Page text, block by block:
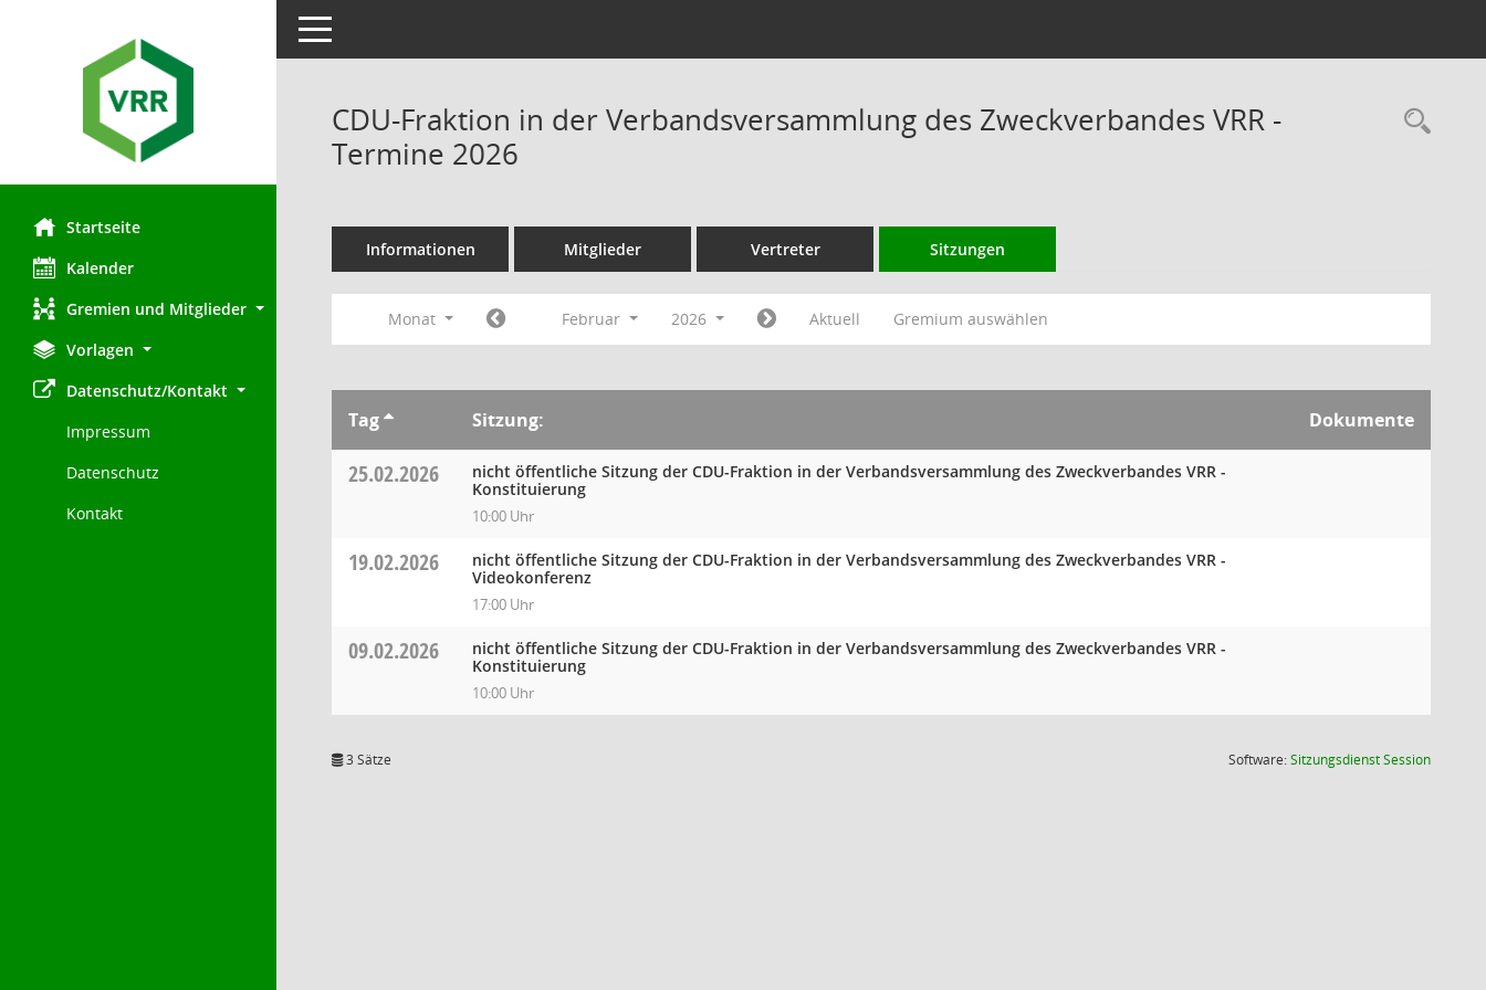
Startseite
Kalender
Gremien und Mitglieder
Vorlagen
Datenschutz/Kontakt
Impressum
Datenschutz
Kontakt
Toggle navigation
CDU-Fraktion in der Verbandsversammlung des Zweckverbandes VRR -
Termine 2026
Informationen Mitglieder Vertreter Sitzungen
Monat Februar 2026 Aktuell Gremium auswählen
Tag Sitzung: Dokumente
25.02.2026
nicht öffentliche Sitzung der CDU-Fraktion in der Verbandsversammlung des Zweckverbandes VRR -
Konstituierung
10:00 Uhr
19.02.2026
nicht öffentliche Sitzung der CDU-Fraktion in der Verbandsversammlung des Zweckverbandes VRR -
Videokonferenz
17:00 Uhr
09.02.2026
nicht öffentliche Sitzung der CDU-Fraktion in der Verbandsversammlung des Zweckverbandes VRR -
Konstituierung
10:00 Uhr
3 Sätze Software:SitzungsdienstSession(Wird in